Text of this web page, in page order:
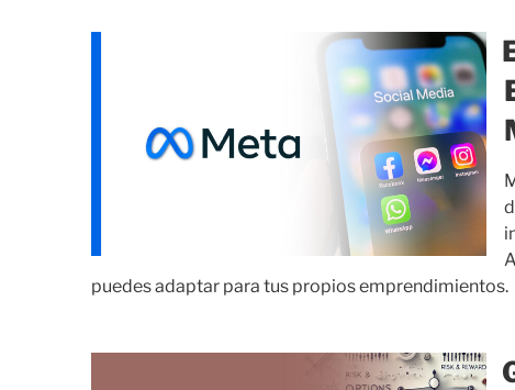
puedes adaptar para tus propios emprendimientos.